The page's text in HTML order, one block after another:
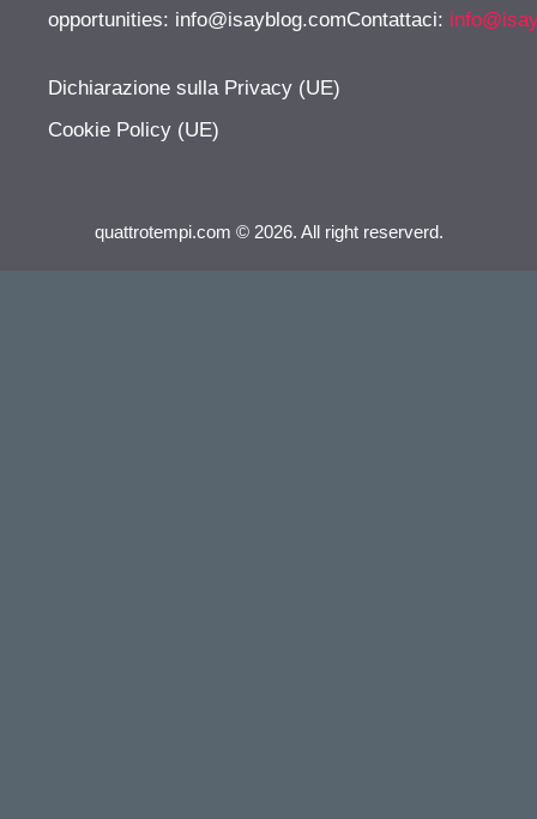
opportunities: info@isayblog.comContattaci:
Dichiarazione sulla Privacy (UE)
Cookie Policy (UE)
quattrotempi.com © 2026. All right reserverd.